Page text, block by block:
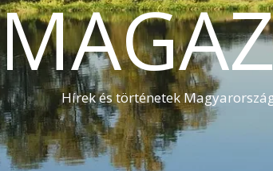
Hírek és történetek